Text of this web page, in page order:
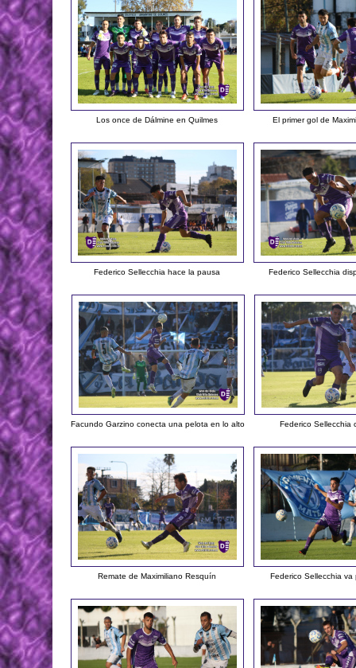
Los once de Dálmine en Quilmes El primer gol de
Federico Sellecchia hace la pausa Federico Sellecchia
Facundo Garzino conecta una pelota en lo alto Federico Sellecchia
Remate de Maximiliano Resquín Federico Sellecchia